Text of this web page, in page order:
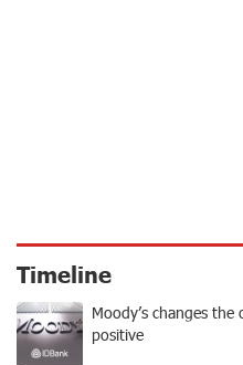
Timeline
Moody’s changes
positive